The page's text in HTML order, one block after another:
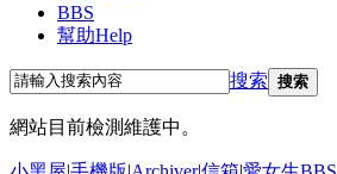
BBS
幫助Help
搜索 搜索
網站目前檢測維護中。